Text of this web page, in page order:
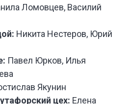
Ломовцев, Василий
Никита Нестеров, Юрий
Павел Юрков, Илья
Якунин
цех: Елена